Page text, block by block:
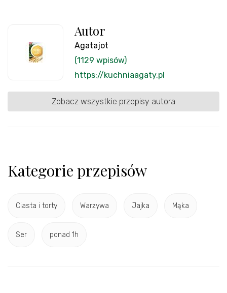
Autor
Agatajot
(1129 wpisów)
https://kuchniaagaty.pl
Zobacz wszystkie przepisy autora
Kategorie przepisów
Ciasta i torty Warzywa Jajka Mąka
Ser ponad 1h